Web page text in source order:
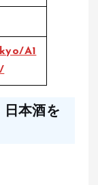
A1
日本酒を